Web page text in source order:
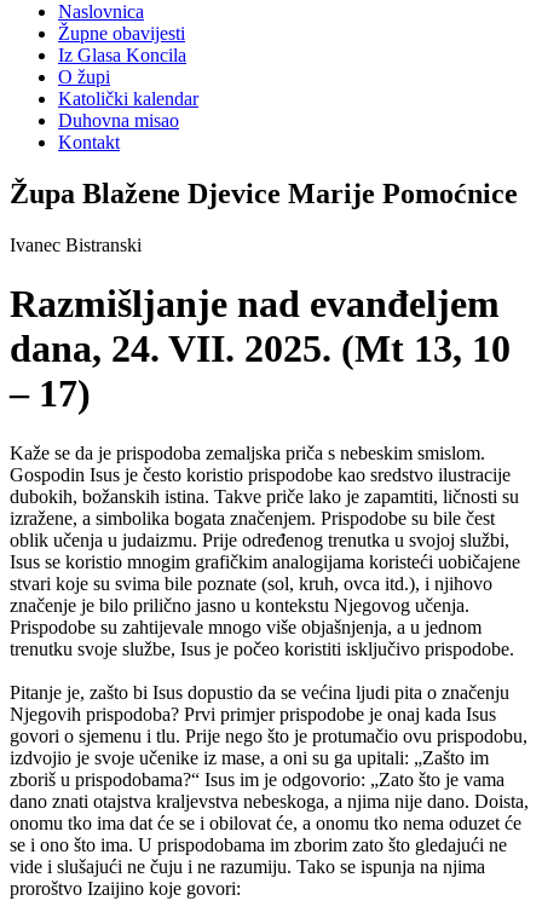
Naslovnica
Župne obavijesti
Iz Glasa Koncila
O župi
Katolički kalendar
Duhovna misao
Kontakt
Župa Blažene Djevice Marije Pomoćnice
Ivanec Bistranski
Razmišljanje nad evanđeljem
dana, 24. VII. 2025. (Mt 13, 10
– 17)
Kaže se da je prispodoba zemaljska priča s nebeskim smislom.
Gospodin Isus je često koristio prispodobe kao sredstvo ilustracije
dubokih, božanskih istina. Takve priče lako je zapamtiti, ličnosti su
izražene, a simbolika bogata značenjem. Prispodobe su bile čest
oblik učenja u judaizmu. Prije određenog trenutka u svojoj službi,
Isus se koristio mnogim grafičkim analogijama koristeći uobičajene
stvari koje su svima bile poznate (sol, kruh, ovca itd.), i njihovo
značenje je bilo prilično jasno u kontekstu Njegovog učenja.
Prispodobe su zahtijevale mnogo više objašnjenja, a u jednom
trenutku svoje službe, Isus je počeo koristiti isključivo prispodobe.
Pitanje je, zašto bi Isus dopustio da se većina ljudi pita o značenju
Njegovih prispodoba? Prvi primjer prispodobe je onaj kada Isus
govori o sjemenu i tlu. Prije nego što je protumačio ovu prispodobu,
izdvojio je svoje učenike iz mase, a oni su ga upitali: „Zašto im
zboriš u prispodobama?“ Isus im je odgovorio: „Zato što je vama
dano znati otajstva kraljevstva nebeskoga, a njima nije dano. Doista,
onomu tko ima dat će se i obilovat će, a onomu tko nema oduzet će
se i ono što ima. U prispodobama im zborim zato što gledajući ne
vide i slušajući ne čuju i ne razumiju. Tako se ispunja na njima
proroštvo Izaijino koje govori: